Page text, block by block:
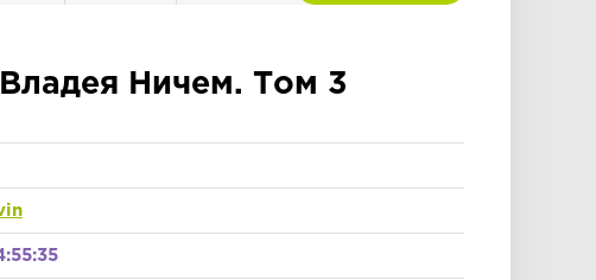
Владея Ничем. Том 3